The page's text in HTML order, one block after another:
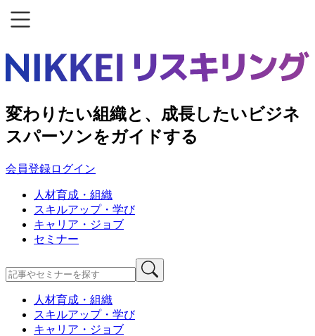
変わりたい組織と、成長したいビジネ
スパーソンをガイドする
会員登録ログイン
人材育成・組織
スキルアップ・学び
キャリア・ジョブ
セミナー
人材育成・組織
スキルアップ・学び
キャリア・ジョブ